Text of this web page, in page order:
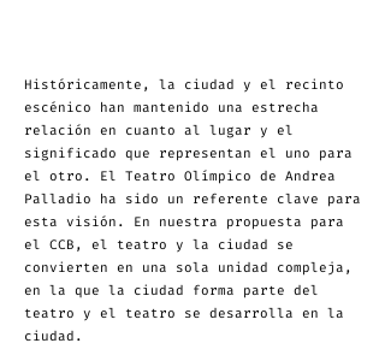
Históricamente, la ciudad y el recinto
escénico han mantenido una estrecha
relación en cuanto al lugar y el
significado que representan el uno para
el otro. El Teatro Olímpico de Andrea
Palladio ha sido un referente clave para
esta visión. En nuestra propuesta para
el CCB, el teatro y la ciudad se
convierten en una sola unidad compleja,
en la que la ciudad forma parte del
teatro y el teatro se desarrolla en la
ciudad.